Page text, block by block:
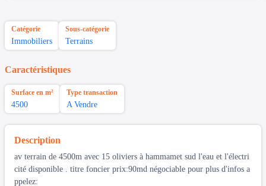
Catégorie
Immobiliers
Sous-catégorie
Terrains
Caractéristiques
Surface en m²
4500
Type transaction
A Vendre
Description
av terrain de 4500m avec 15 oliviers à hammamet sud l'eau et l'électri
cité disponible . titre foncier prix:90md négociable pour plus d'infos a
ppelez: